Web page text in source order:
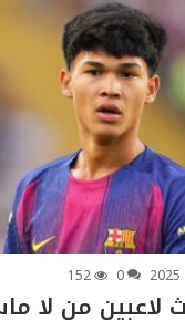
0
152
لاعبين من لا